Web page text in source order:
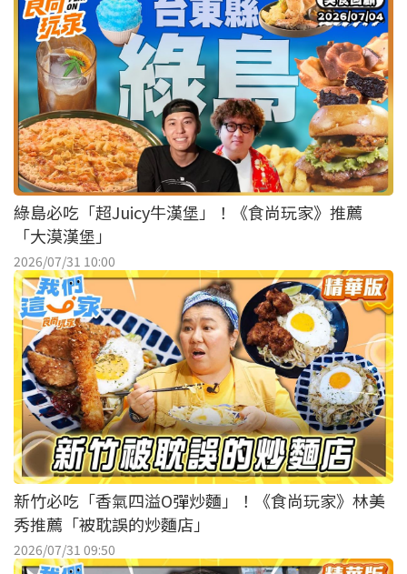
綠島必吃「超Juicy牛漢堡」！《食尚玩家》推薦
「大漠漢堡」
2026/07/31 10:00
新竹必吃「香氣四溢O彈炒麵」！《食尚玩家》林美
秀推薦「被耽誤的炒麵店」
2026/07/31 09:50